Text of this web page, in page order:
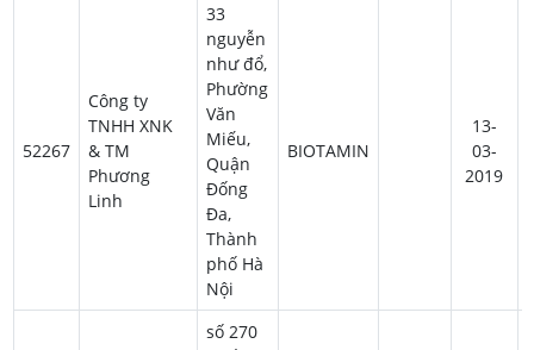
52267
Công ty
TNHH XNK
& TM
Phương
Linh
33
nguyễn
như đổ,
Phường
Văn
Miếu,
Quận
Đống
Đa,
Thành
phố Hà
Nội
BIOTAMIN
13-
03-
2019
số 270